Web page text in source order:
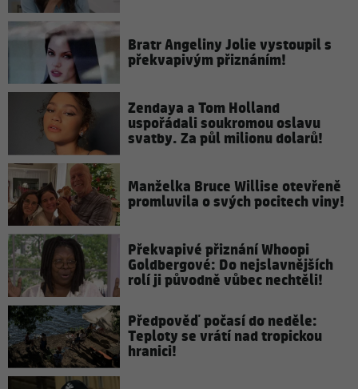
Bratr Angeliny Jolie vystoupil s
překvapivým přiznáním!
Zendaya a Tom Holland
uspořádali soukromou oslavu
svatby. Za půl milionu dolarů!
Manželka Bruce Willise otevřeně
promluvila o svých pocitech viny!
Překvapivé přiznání Whoopi
Goldbergové: Do nejslavnějších
rolí ji původně vůbec nechtěli!
Předpověď počasí do neděle:
Teploty se vrátí nad tropickou
hranici!